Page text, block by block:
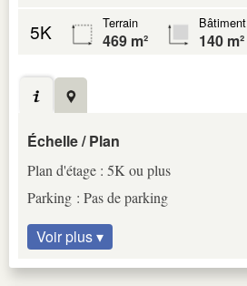
5K Terrain
469 m²
Bâtiment
140 m²
Échelle / Plan
Plan d'étage : 5K ou plus
Parking : Pas de parking
Voir plus ▾